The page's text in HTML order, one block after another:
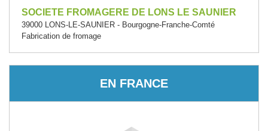
SOCIETE FROMAGERE DE LONS LE SAUNIER
39000 LONS-LE-SAUNIER - Bourgogne-Franche-Comté
Fabrication de fromage
EN FRANCE